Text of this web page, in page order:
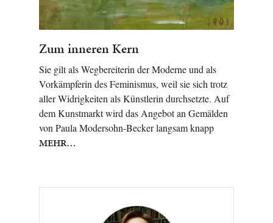
Zum inneren Kern
Sie gilt als Wegbereiterin der Moderne und als
Vorkämpferin des Feminismus, weil sie sich trotz
aller Widrigkeiten als Künstlerin durchsetzte. Auf
dem Kunstmarkt wird das Angebot an Gemälden
von Paula Modersohn-Becker langsam knapp
MEHR…